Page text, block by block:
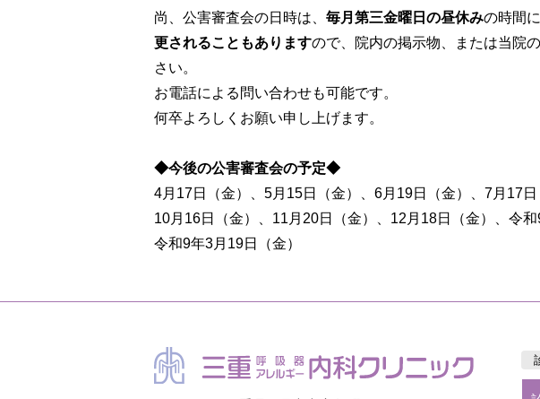
尚、公害審査会の日時は、 毎月第三金曜日の昼休みの時間
更されることもありますので、院内の掲示物、または当院
さい。
お電話による問い合わせも可能です。
何卒よろしくお願い申し上げます。
◆今後の公害審査会の予定◆
4月17日（金）、5月15日（金）、6月19日（金）、7月17
10月16日（金）、11月20日（金）、12月18日（金）、令
令和9年3月19日（金）